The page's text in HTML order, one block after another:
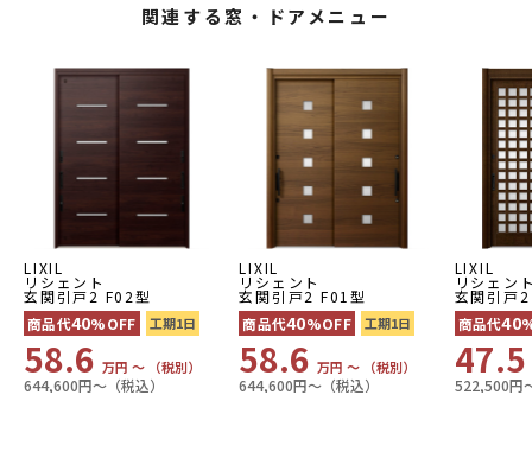
関連する窓・ドアメニュー
LIXIL
リシェント
玄関引戸2 F02型
商品代40%OFF 工期1日
58.6 万円 〜 （税別）
644,600円〜（税込）
LIXIL
リシェント
玄関引戸2 F01型
商品代40%OFF 工期1日
58.6万円 〜 （税別）
644,600円〜（税込）
LIXIL
リシェン
玄関引戸
商品代40
47.5
522,500円